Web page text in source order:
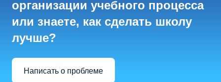
организации учебного процесса
или знаете, как сделать школу
лучше?
Написать о проблеме